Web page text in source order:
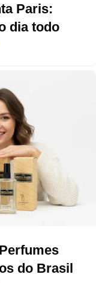
Paris:
dia todo
do Brasil